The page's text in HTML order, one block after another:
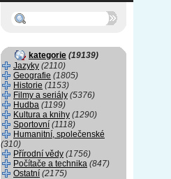
kategorie (19139)
Jazyky (2110)
Geografie (1805)
Historie (1153)
Filmy a seriály (5376)
Hudba (1199)
Kultura a knihy (1290)
Sportovní (1118)
Humanitní, společenské
(310)
Přírodní vědy (1756)
Počítače a technika (847)
Ostatní (2175)